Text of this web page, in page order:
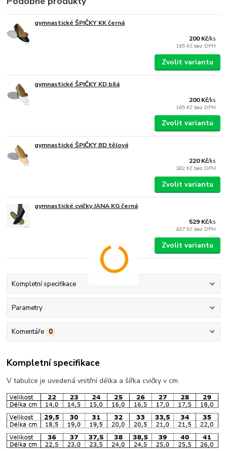
gymnastické ŠPIČKY KK černá
200 Kč/ks
165 Kč bez DPH
Zvolit variantu
gymnastické ŠPIČKY KD bílá
200 Kč/ks
165 Kč bez DPH
Zvolit variantu
gymnastické ŠPIČKY BD tělová
220 Kč/ks
182 Kč bez DPH
Zvolit variantu
gymnastické cvičky JANA KG černá
529 Kč/ks
437 Kč bez DPH
Zvolit variantu
Kompletní specifikace
Parametry
Komentáře 0
Kompletní specifikace
V tabulce je uvedená vnitřní délka a šířka cvičky v cm.